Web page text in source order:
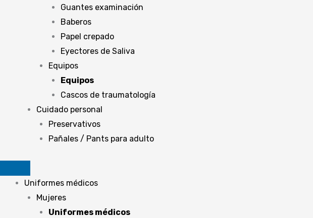
Guantes examinación
Baberos
Papel crepado
Eyectores de Saliva
Equipos
Equipos
Cascos de traumatología
Cuidado personal
Preservativos
Pañales / Pants para adulto
Uniformes médicos
Mujeres
Uniformes médicos